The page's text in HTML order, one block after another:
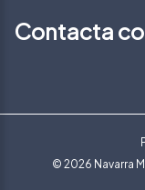
Contacta
© 2026 Navarra